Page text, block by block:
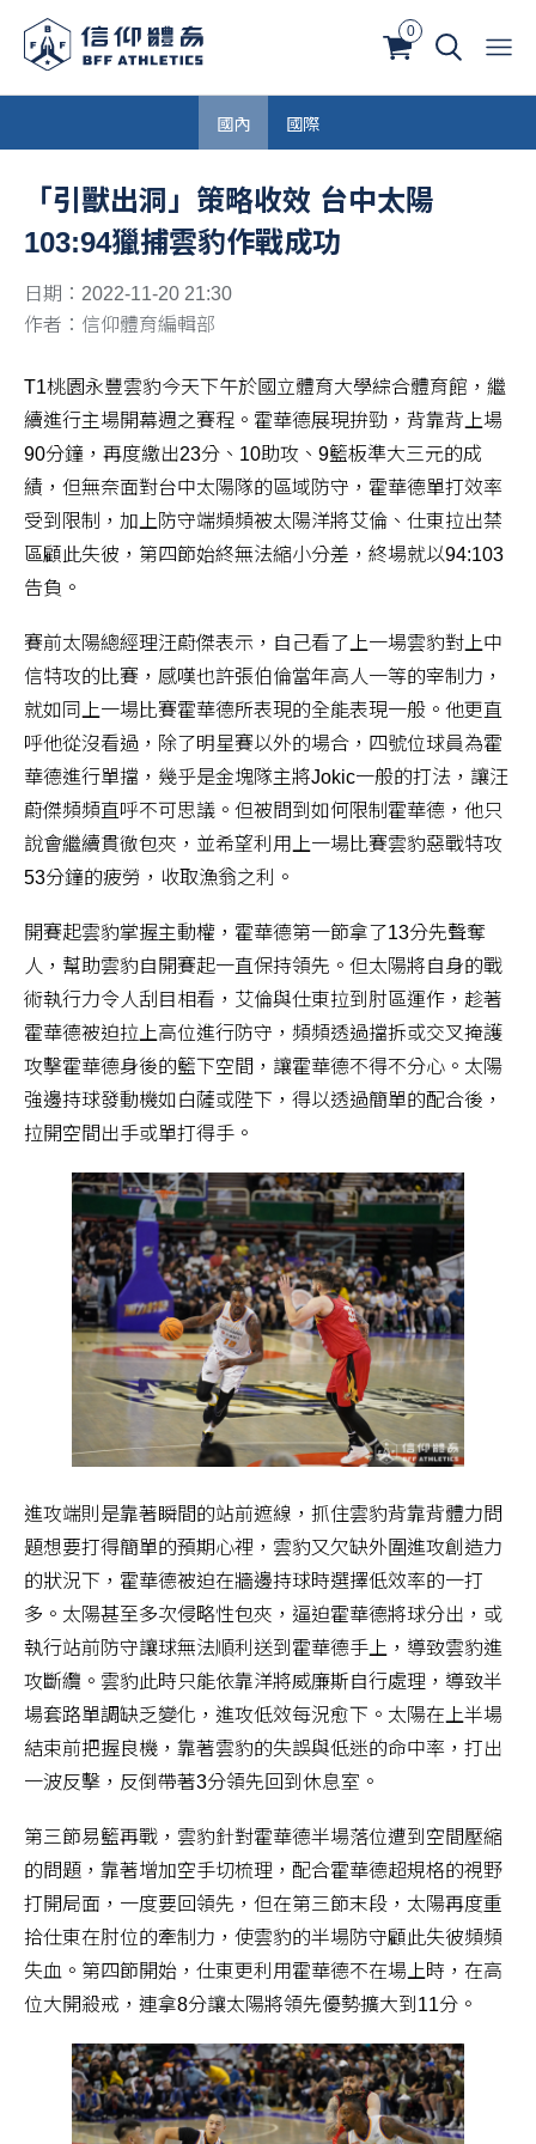
0
國內 國際
「引獸出洞」策略收效 台中太陽
103:94獵捕雲豹作戰成功
日期：2022-11-20 21:30
作者：信仰體育編輯部
T1桃園永豐雲豹今天下午於國立體育大學綜合體育館，繼
續進行主場開幕週之賽程。霍華德展現拚勁，背靠背上場
90分鐘，再度繳出23分、10助攻、9籃板準大三元的成
績，但無奈面對台中太陽隊的區域防守，霍華德單打效率
受到限制，加上防守端頻頻被太陽洋將艾倫、仕東拉出禁
區顧此失彼，第四節始終無法縮小分差，終場就以94:103
告負。
賽前太陽總經理汪蔚傑表示，自己看了上一場雲豹對上中
信特攻的比賽，感嘆也許張伯倫當年高人一等的宰制力，
就如同上一場比賽霍華德所表現的全能表現一般。他更直
呼他從沒看過，除了明星賽以外的場合，四號位球員為霍
華德進行單擋，幾乎是金塊隊主將Jokic一般的打法，讓汪
蔚傑頻頻直呼不可思議。但被問到如何限制霍華德，他只
說會繼續貫徹包夾，並希望利用上一場比賽雲豹惡戰特攻
53分鐘的疲勞，收取漁翁之利。
開賽起雲豹掌握主動權，霍華德第一節拿了13分先聲奪
人，幫助雲豹自開賽起一直保持領先。但太陽將自身的戰
術執行力令人刮目相看，艾倫與仕東拉到肘區運作，趁著
霍華德被迫拉上高位進行防守，頻頻透過擋拆或交叉掩護
攻擊霍華德身後的籃下空間，讓霍華德不得不分心。太陽
強邊持球發動機如白薩或陛下，得以透過簡單的配合後，
拉開空間出手或單打得手。
進攻端則是靠著瞬間的站前遮線，抓住雲豹背靠背體力問
題想要打得簡單的預期心裡，雲豹又欠缺外圍進攻創造力
的狀況下，霍華德被迫在牆邊持球時選擇低效率的一打
多。太陽甚至多次侵略性包夾，逼迫霍華德將球分出，或
執行站前防守讓球無法順利送到霍華德手上，導致雲豹進
攻斷纜。雲豹此時只能依靠洋將威廉斯自行處理，導致半
場套路單調缺乏變化，進攻低效每況愈下。太陽在上半場
結束前把握良機，靠著雲豹的失誤與低迷的命中率，打出
一波反擊，反倒帶著3分領先回到休息室。
第三節易籃再戰，雲豹針對霍華德半場落位遭到空間壓縮
的問題，靠著增加空手切梳理，配合霍華德超規格的視野
打開局面，一度要回領先，但在第三節末段，太陽再度重
拾仕東在肘位的牽制力，使雲豹的半場防守顧此失彼頻頻
失血。第四節開始，仕東更利用霍華德不在場上時，在高
位大開殺戒，連拿8分讓太陽將領先優勢擴大到11分。